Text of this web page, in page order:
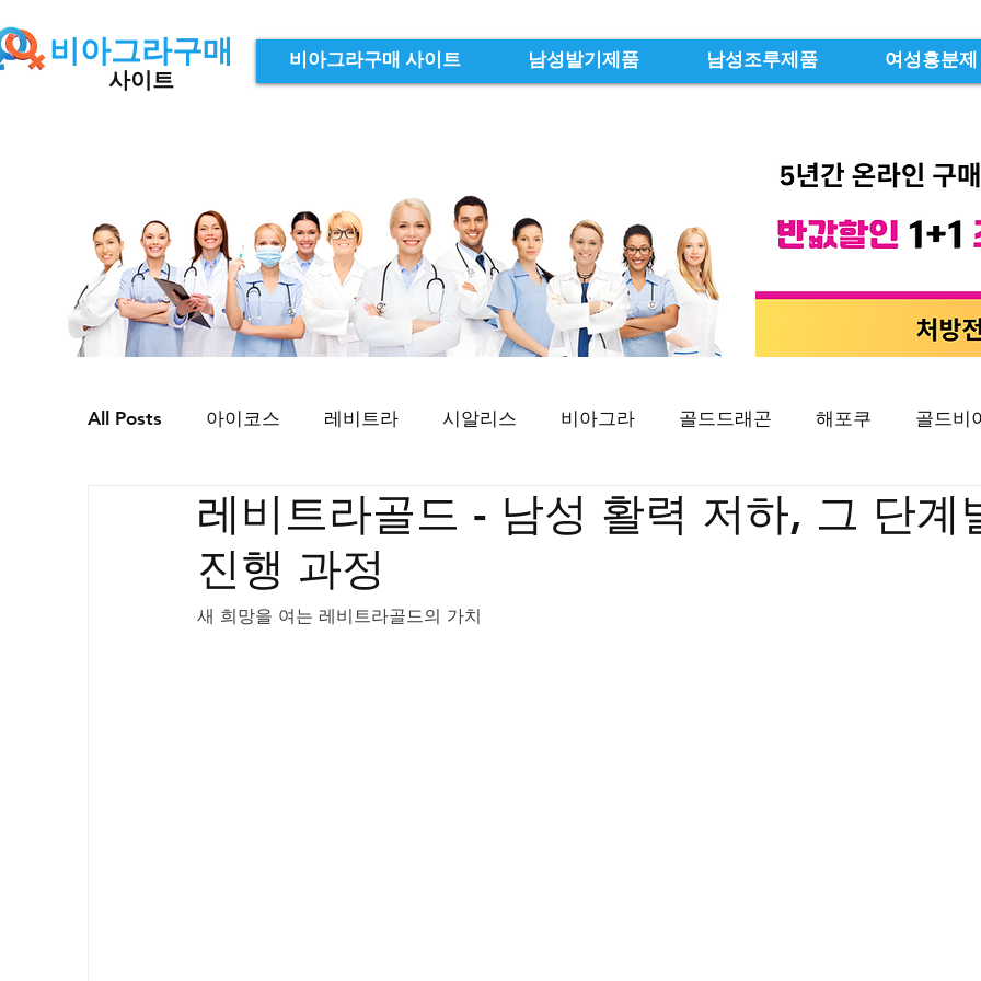
비아그라구매
사이트
비아그라구매 사이트 남성발기제품 남성조루제품 여성흥분제
All Posts 아이코스 레비트라 시알리스 비아그라 골드드래곤 해포쿠 골드비
골드시알리스 프릴리지 필름형센트립 비맥스 필름형비닉스 카마그라 칵스
프로코밀
레비트라골드 - 남성 활력 저하, 그 단계
진행 과정
새 희망을 여는 레비트라골드의 가치